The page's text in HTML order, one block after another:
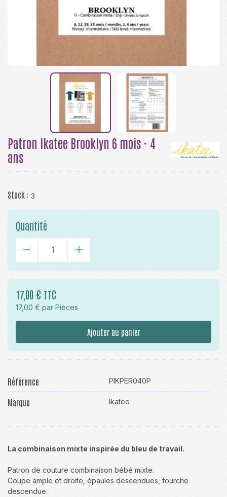
Patron Ikatee Brooklyn 6 mois - 4
ans
Stock : 3
Quantité
- +
17,00 € TTC
17,00 € par Pièces
Ajouter au panier
Référence PIKPER040P
Marque Ikatee
La combinaison mixte inspirée du bleu de travail.
Patron de couture combinaison bébé mixte.
Coupe ample et droite, épaules descendues, fourche
descendue.